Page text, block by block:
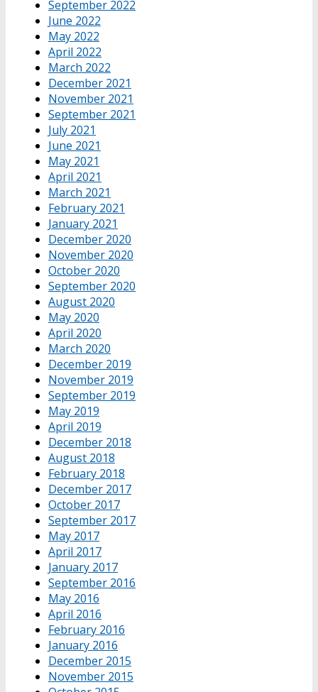
September 2022
June 2022
May 2022
April 2022
March 2022
December 2021
November 2021
September 2021
July 2021
June 2021
May 2021
April 2021
March 2021
February 2021
January 2021
December 2020
November 2020
October 2020
September 2020
August 2020
May 2020
April 2020
March 2020
December 2019
November 2019
September 2019
May 2019
April 2019
December 2018
August 2018
February 2018
December 2017
October 2017
September 2017
May 2017
April 2017
January 2017
September 2016
May 2016
April 2016
February 2016
January 2016
December 2015
November 2015